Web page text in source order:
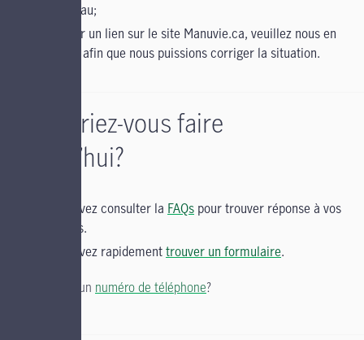
de nouveau;
cliqué sur un lien sur le site Manuvie.ca, veuillez nous en
informer afin que nous puissions corriger la situation.
Qu’aimeriez-vous faire
aujourd’hui?
Vous pouvez consulter la FAQs pour trouver réponse à vos
questions.
Vous pouvez rapidementtrouver un formulaire.
Vous cherchez un numéro de téléphone?